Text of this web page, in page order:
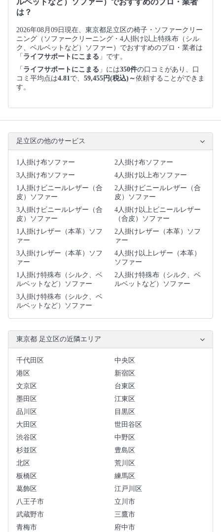
ルベットなど）ソファー）でおすすめのプロ・業者
は？
2026年08月09日現在、東京都足立区の椅子・ソファークリー
ニング（ソファークリーニング・4人掛け以上特殊布（シル
ク、ベルベットなど）ソファー）でおすすめのプロ・業者は
「 ライフサポートにこまる 」です。
「 ライフサポートにこまる 」には350件の口コミがあり、口
コミ平均点は4.81で、 59,455円(税込)～依頼することができま
す。
足立区の他のサービス
1人掛け布ソファー
2人掛け布ソファー
3人掛け布ソファー
4人掛け以上布ソファー
1人掛けビニールレザー（合
皮）ソファー
2人掛けビニールレザー（合
皮）ソファー
3人掛けビニールレザー（合
皮）ソファー
4人掛け以上ビニールレザー
（合皮）ソファー
1人掛けレザー（本革）ソフ
ァー
2人掛けレザー（本革）ソフ
ァー
3人掛けレザー（本革）ソフ
ァー
4人掛け以上レザー（本革）
ソファー
1人掛け特殊布（シルク、ベ
ルベットなど）ソファー
2人掛け特殊布（シルク、ベ
ルベットなど）ソファー
3人掛け特殊布（シルク、ベ
ルベットなど）ソファー
東京都 足立区の近隣エリア
千代田区
中央区
港区
新宿区
文京区
台東区
墨田区
江東区
品川区
目黒区
大田区
世田谷区
渋谷区
中野区
杉並区
豊島区
北区
荒川区
板橋区
練馬区
葛飾区
江戸川区
八王子市
立川市
武蔵野市
三鷹市
青梅市
府中市